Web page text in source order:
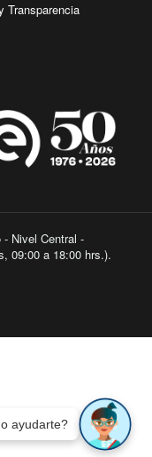
Transparencia
Nivel Central -
09:00 a 18:00 hrs.).
ayudarte?